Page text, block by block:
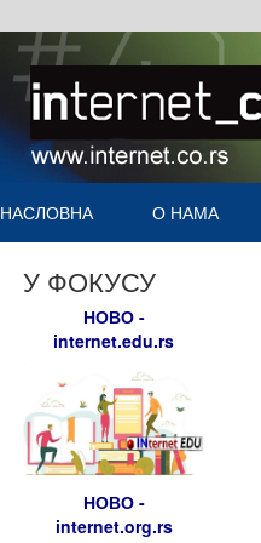
НАСЛОВНА О НАМА
У ФОКУСУ
НОВО -
internet.edu.rs
НОВО -
internet.org.rs